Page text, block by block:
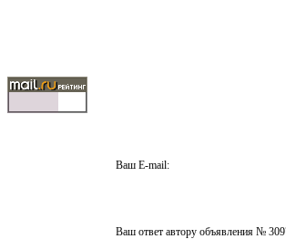
Ваш E-mail:
Ваш ответ автору объявления №